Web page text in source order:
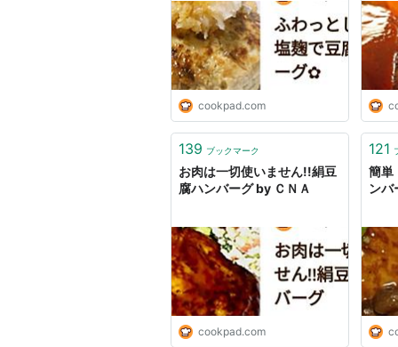
cookpad.com
139 ブックマーク
お肉は一切使いません!!絹豆
腐ハンバーグ by ＣＮＡ
cookpad.com
121
簡単
ンバ